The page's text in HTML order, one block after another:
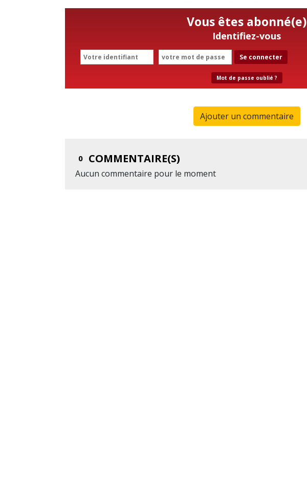
Vous êtes abonné(e)
Identifiez-vous
Se connecter
Mot de passe oublié ?
Ajouter un commentaire
0 COMMENTAIRE(S)
Aucun commentaire pour le moment